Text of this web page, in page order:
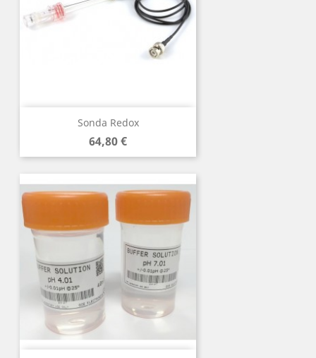
Sonda Redox
Precio
64,80 €